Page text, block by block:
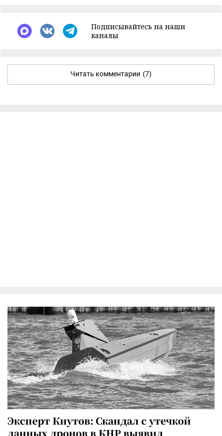
Подписывайтесь на наши
каналы
Читать комментарии (7)
Эксперт Кнутов: Скандал с утечкой
данных дронов в КНР выявил